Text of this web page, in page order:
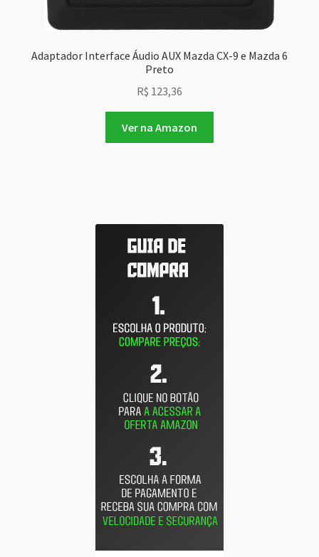
Adaptador Interface Áudio AUX Mazda CX-9 e Mazda 6
Preto
R$ 123,36
Ver na Amazon